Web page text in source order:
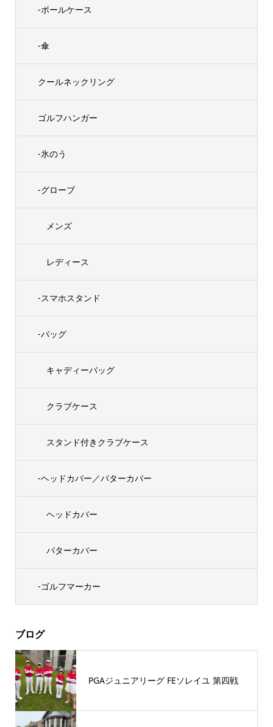
-ボールケース
-傘
クールネックリング
ゴルフハンガー
-氷のう
-グローブ
メンズ
レディース
-スマホスタンド
-バッグ
キャディーバッグ
クラブケース
スタンド付きクラブケース
-ヘッドカバー／パターカバー
ヘッドカバー
パターカバー
-ゴルフマーカー
ブログ
PGAジュニアリーグ FEソレイユ 第四戦